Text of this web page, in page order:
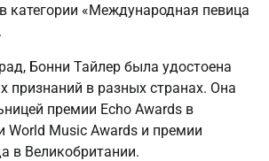
категории «Международная певица
Бонни Тайлер была удостоена
признаний в разных странах. Она
премии Echo Awards в
World Music Awards и премии
в Великобритании.